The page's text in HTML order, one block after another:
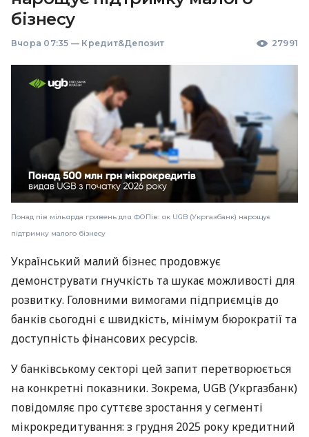
бізнесу
Вчора 07:35 — Кредит&Депозит 27991
Понад пів мільярда гривень для ФОПів: як UGB (Укргазбанк) нарощує
підтримку малого бізнесу
Український малий бізнес продовжує
демонструвати гнучкість та шукає можливості для
розвитку. Головними вимогами підприємців до
банків сьогодні є швидкість, мінімум бюрократії та
доступність фінансових ресурсів.
У банківському секторі цей запит перетворюється
на конкретні показники. Зокрема, UGB (Укргазбанк)
повідомляє про суттєве зростання у сегменті
мікрокредитування: з грудня 2025 року кредитний